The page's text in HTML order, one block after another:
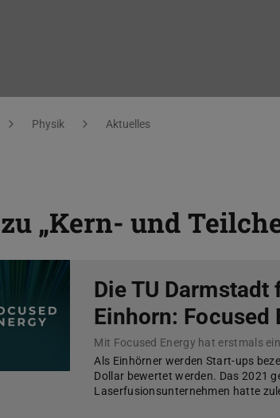
hier:Physik Aktuelles
„Kern- und
Die TU
Einhorn: Focused
Als Einhörner werden Start-ups
Dollar bewertet werden. Das 2021
Laserfusionsunternehmen hatte